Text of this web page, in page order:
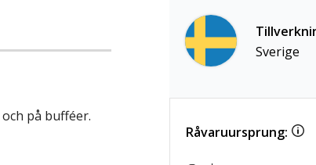
på bufféer.
Sverige
Råvaruursprung: